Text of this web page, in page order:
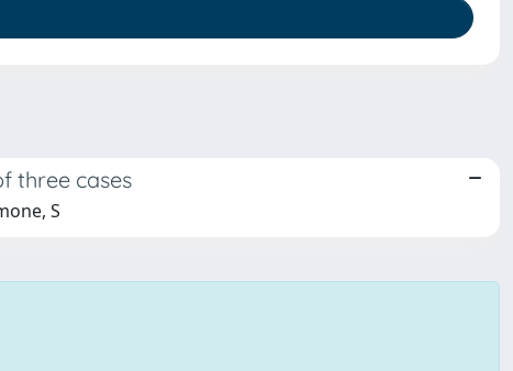
three cases
S